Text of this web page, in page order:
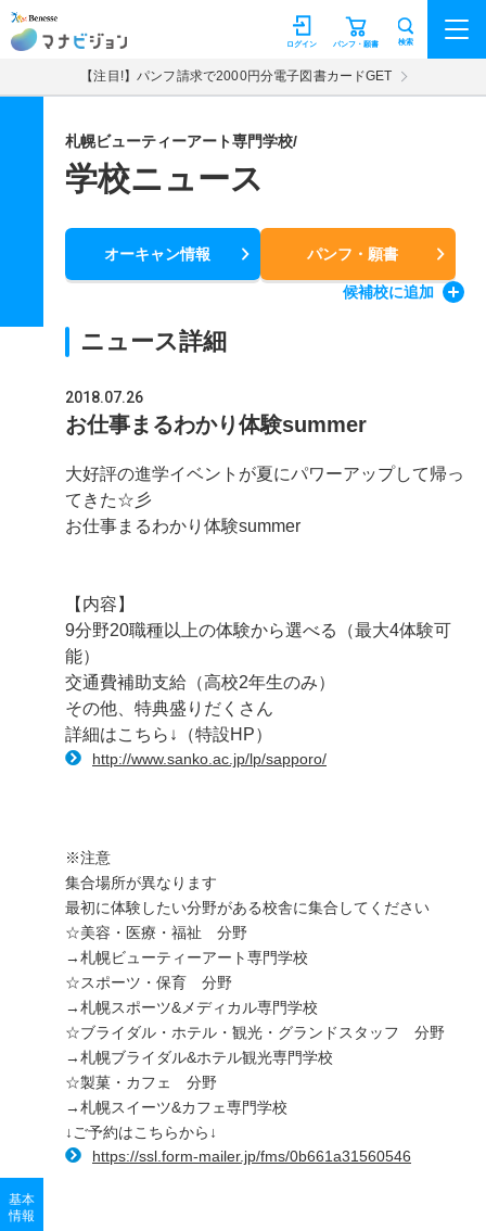
マナビジョン パンフ・願書
ログイン 検索
【注目!】パンフ請求で2000円分電子図書カードGET
札幌ビューティーアート専門学校/
学校ニュース
オーキャン情報 パンフ・願書
候補校に追加
基本
情報
ニュース詳細
2018.07.26
お仕事まるわかり体験summer
大好評の進学イベントが夏にパワーアップして帰っ
てきた☆彡
お仕事まるわかり体験summer
【内容】
9分野20職種以上の体験から選べる（最大4体験可
能）
交通費補助支給（高校2年生のみ）
その他、特典盛りだくさん
詳細はこちら↓（特設HP）
http://www.sanko.ac.jp/lp/sapporo/
※注意
集合場所が異なります
最初に体験したい分野がある校舎に集合してください
☆美容・医療・福祉 分野
→札幌ビューティーアート専門学校
☆スポーツ・保育 分野
→札幌スポーツ&メディカル専門学校
☆ブライダル・ホテル・観光・グランドスタッフ 分野
→札幌ブライダル&ホテル観光専門学校
☆製菓・カフェ 分野
→札幌スイーツ&カフェ専門学校
↓ご予約はこちらから↓
https://ssl.form-mailer.jp/fms/0b661a31560546